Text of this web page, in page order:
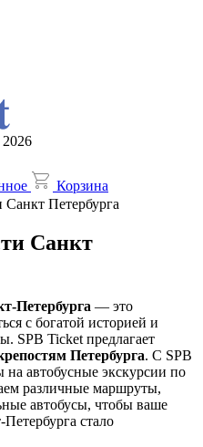
Корзина
Санкт Петербурга
Санкт
Петербурга — это
с богатой историей и
SPB Ticket предлагает
Петербурга. С SPB
автобусные экскурсии по
различные маршруты,
автобусы, чтобы ваше
стало